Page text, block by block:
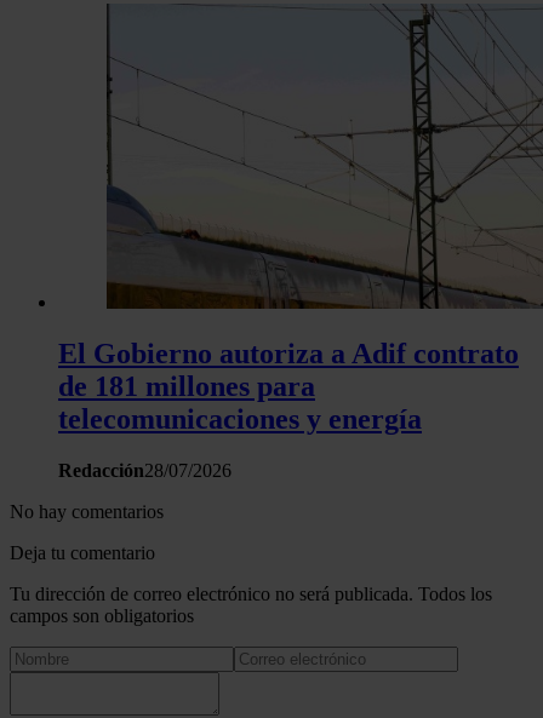
y los anuncios, ofrecer funciones de redes sociales y
tráfico. Además, compartimos información sobre el uso que
sitio web con nuestros partners de redes sociales,
análisis web, quienes pueden combinarla con otra
haya proporcionado o que hayan recopilado a partir del uso
hecho de sus servicios.
El Gobierno autoriza a Adif contrato
de 181 millones para
telecomunicaciones y energía
Redacción28/07/2026
No hay comentarios
Deja tu comentario
Tu dirección de correo electrónico no será publicada. Todos los
campos son obligatorios